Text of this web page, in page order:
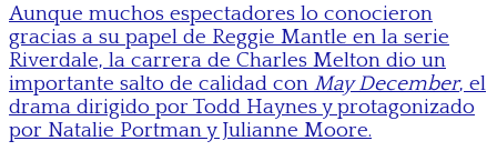
Aunque muchos espectadores lo conocieron
gracias a su papel de Reggie Mantle en la serie
Riverdale, la carrera de Charles Melton dio un
importante salto de calidad con May December, el
drama dirigido por Todd Haynes y protagonizado
por Natalie Portman y Julianne Moore.